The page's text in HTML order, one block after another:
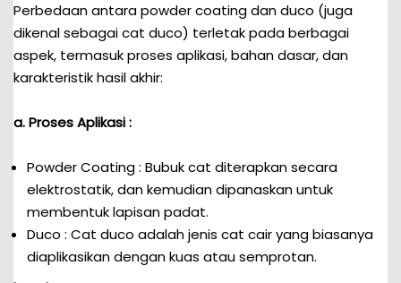
Perbedaan antara powder coating dan duco (juga
dikenal sebagai cat duco) terletak pada berbagai
aspek, termasuk proses aplikasi, bahan dasar, dan
karakteristik hasil akhir:
a. Proses Aplikasi :
Powder Coating : Bubuk cat diterapkan secara
elektrostatik, dan kemudian dipanaskan untuk
membentuk lapisan padat.
Duco : Cat duco adalah jenis cat cair yang biasanya
diaplikasikan dengan kuas atau semprotan.